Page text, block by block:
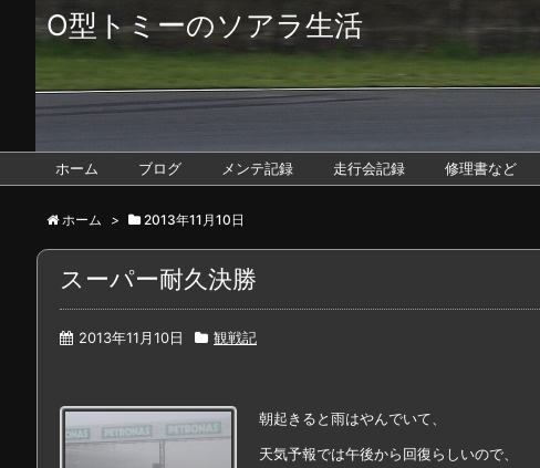
O型トミーのソアラ生活
ホーム ブログ メンテ記録 走行会記録 修理書など
ホーム > 2013年11月10日
スーパー耐久決勝
2013年11月10日 観戦記
朝起きると雨はやんでいて、
天気予報では午後から回復らしいので、